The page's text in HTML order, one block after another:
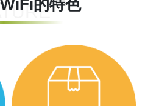
的特色